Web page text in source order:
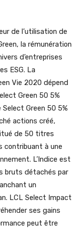
de l’utilisation de
la rémunération
d’entreprises
ESG. La
Vie 2020 dépend
Green 50 5%
Select Green 50 5%
actions créé,
de 50 titres
contribuant à une
L’Indice est
bruts détachés par
un
LCL Select Impact
ses gains
peut être